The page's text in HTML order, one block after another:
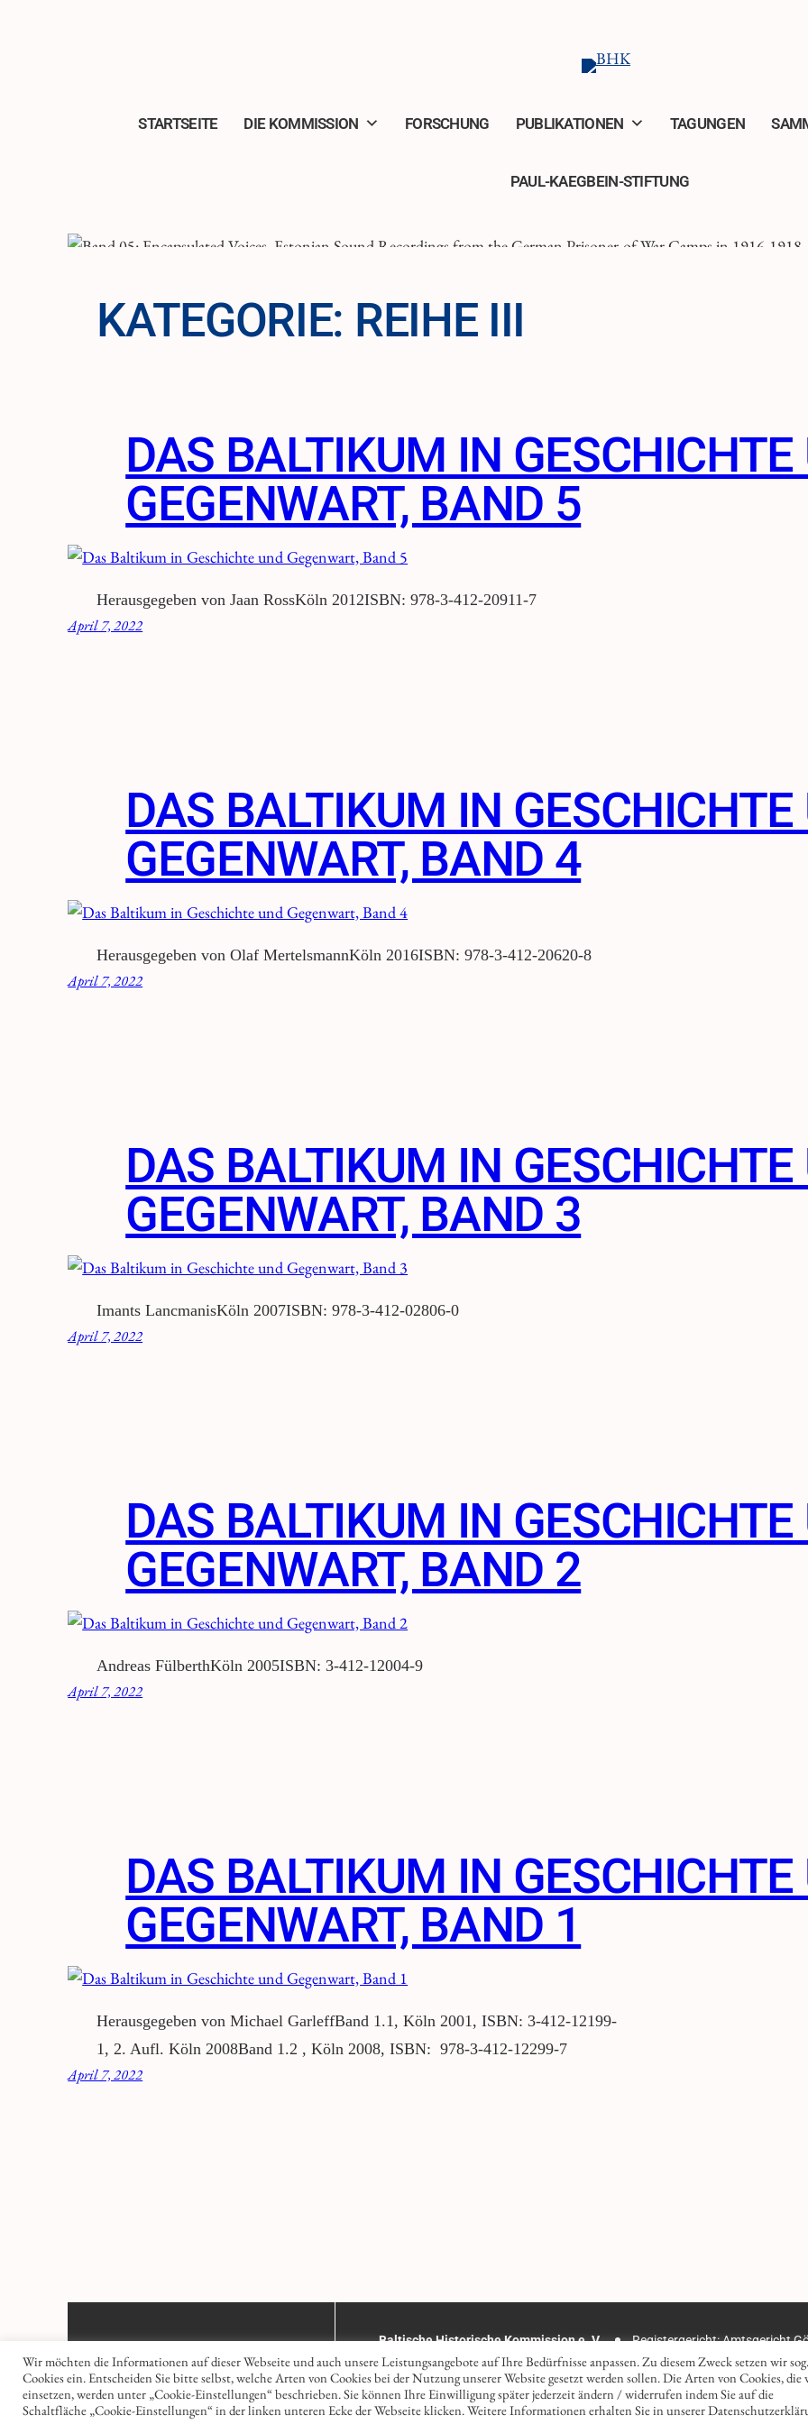
STARTSEITE DIE KOMMISSION FORSCHUNG PUBLIKATIONEN TAGUNGEN
PAUL-KAEGBEIN-STIFTUNG
KATEGORIE: REIHE III
DAS BALTIKUM IN GESCHICHTE
GEGENWART, BAND 5
Herausgegeben von Jaan RossKöln 2012ISBN: 978-3-412-20911-7
April 7, 2022
DAS BALTIKUM IN GESCHICHTE
GEGENWART, BAND 4
Herausgegeben von Olaf MertelsmannKöln 2016ISBN: 978-3-412-20620-8
April 7, 2022
DAS BALTIKUM IN GESCHICHTE
GEGENWART, BAND 3
Imants LancmanisKöln 2007ISBN: 978-3-412-02806-0
April 7, 2022
DAS BALTIKUM IN GESCHICHTE
GEGENWART, BAND 2
Andreas FülberthKöln 2005ISBN: 3-412-12004-9
April 7, 2022
DAS BALTIKUM IN GESCHICHTE
GEGENWART, BAND 1
Herausgegeben von Michael GarleffBand 1.1, Köln 2001, ISBN: 3-412-12199-
1, 2. Aufl. Köln 2008Band 1.2 , Köln 2008, ISBN: 978-3-412-12299-7
April 7, 2022
Baltische Historische Kommission e. V.
Registergericht: Amtsgericht
Kontakt
Impressum Datenschutz
Wir möchten die Informationen auf dieser Webseite und auch unsere Leistungsangebote auf Ihre Bedürfnisse anpassen. Zu diesem Zweck setzen wir sog.
Cookies ein. Entscheiden Sie bitte selbst, welche Arten von Cookies bei der Nutzung unserer Website gesetzt werden sollen. Die Arten von Cookies, die
einsetzen, werden unter „Cookie-Einstellungen“ beschrieben. Sie können Ihre Einwilligung später jederzeit ändern / widerrufen indem Sie auf die
Schaltfläche „Cookie-Einstellungen“ in der linken unteren Ecke der Webseite klicken. Weitere Informationen erhalten Sie in unserer